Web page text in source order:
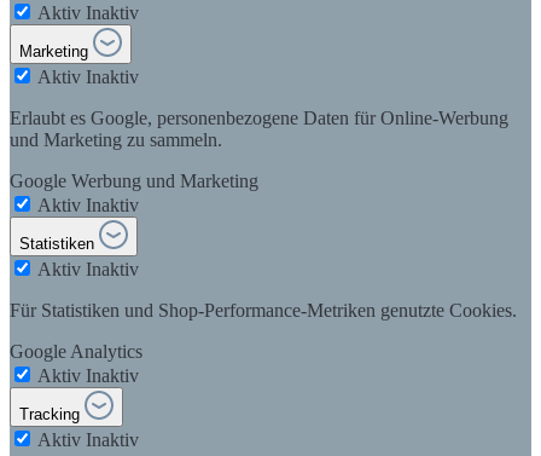
Aktiv Inaktiv
Marketing
Aktiv Inaktiv
Erlaubt es Google, personenbezogene Daten für Online-Werbung
und Marketing zu sammeln.
Google Werbung und Marketing
Aktiv Inaktiv
Statistiken
Aktiv Inaktiv
Für Statistiken und Shop-Performance-Metriken genutzte Cookies.
Google Analytics
Aktiv Inaktiv
Tracking
Aktiv Inaktiv